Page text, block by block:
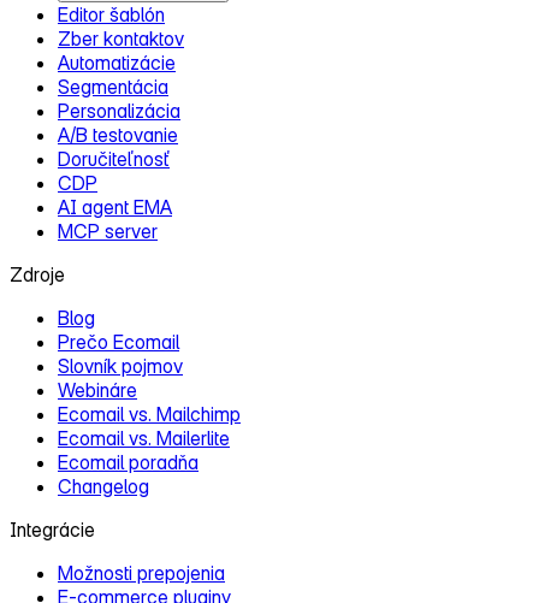
Editor šablón
Zber kontaktov
Automatizácie
Segmentácia
Personalizácia
A/B testovanie
Doručiteľnosť
CDP
AI agent EMA
MCP server
Zdroje
Blog
Prečo Ecomail
Slovník pojmov
Webináre
Ecomail vs. Mailchimp
Ecomail vs. Mailerlite
Ecomail poradňa
Changelog
Integrácie
Možnosti prepojenia
E‑commerce pluginy